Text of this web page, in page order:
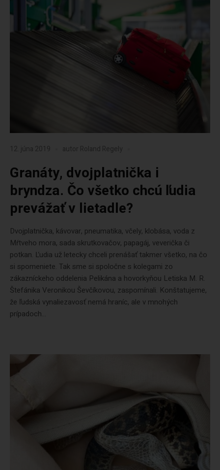
12. júna 2019 autor Roland Regely
Granáty, dvojplatnička i
bryndza. Čo všetko chcú ľudia
prevážať v lietadle?
Dvojplatnička, kávovar, pneumatika, včely, klobása, voda z
Mŕtveho mora, sada skrutkovačov, papagáj, veverička či
potkan. Ľudia už letecky chceli prenášať takmer všetko, na čo
si spomeniete. Tak sme si spoločne s kolegami zo
zákazníckeho oddelenia Pelikána a hovorkyňou Letiska M. R.
Štefánika Veronikou Ševčíkovou, zaspomínali. Konštatujeme,
že ľudská vynaliezavosť nemá hraníc, ale v mnohých
prípadoch...